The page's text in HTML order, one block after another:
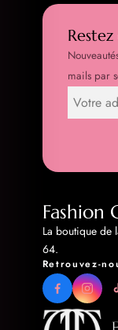
mails par
Fashion
La boutique de
64.
Retrouvez-